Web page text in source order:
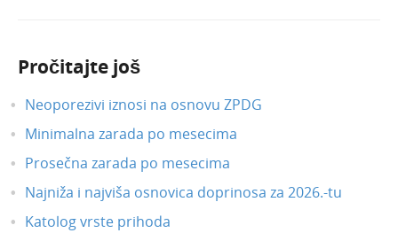
Pročitajte još
Neoporezivi iznosi na osnovu ZPDG
Minimalna zarada po mesecima
Prosečna zarada po mesecima
Najniža i najviša osnovica doprinosa za 2026.-tu
Katolog vrste prihoda